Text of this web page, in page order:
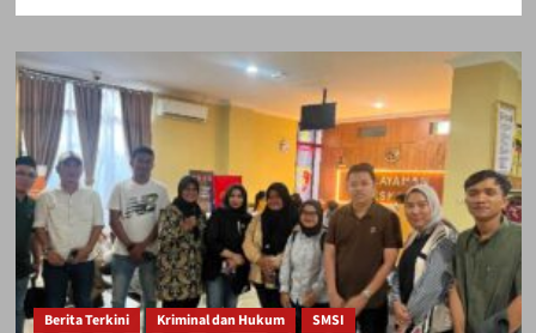
Berita Terkini Kriminal dan Hukum SMSI